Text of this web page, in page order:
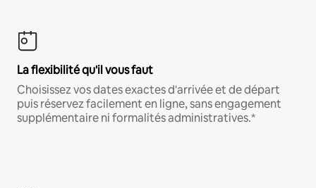
La flexibilité qu'il vous faut
Choisissez vos dates exactes d'arrivée et de départ
puis réservez facilement en ligne, sans engagement
supplémentaire ni formalités administratives.*